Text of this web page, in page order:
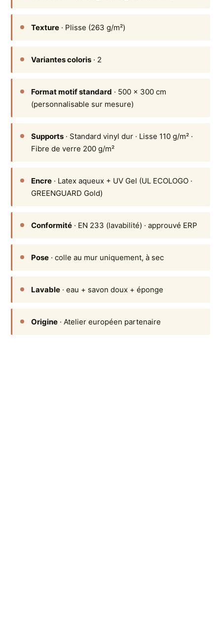
Texture · Plisse (263 g/m²)
Variantes coloris · 2
Format motif standard · 500 × 300 cm
(personnalisable sur mesure)
Supports · Standard vinyl dur · Lisse 110 g/m² ·
Fibre de verre 200 g/m²
Encre · Latex aqueux + UV Gel (UL ECOLOGO ·
GREENGUARD Gold)
Conformité · EN 233 (lavabilité) · approuvé ERP
Pose · colle au mur uniquement, à sec
Lavable · eau + savon doux + éponge
Origine · Atelier européen partenaire